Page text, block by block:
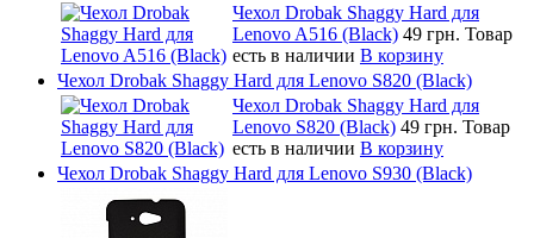
Чехол Drobak Shaggy Hard для
Lenovo A516 (Black) 49 грн. Товар
есть в наличии В корзину
Чехол Drobak Shaggy Hard для Lenovo S820 (Black)
Чехол Drobak Shaggy Hard для
Lenovo S820 (Black) 49 грн. Товар
есть в наличии В корзину
Чехол Drobak Shaggy Hard для Lenovo S930 (Black)